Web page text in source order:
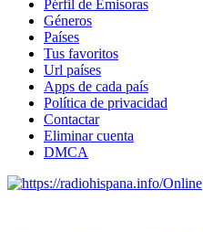
Pérfil de Emisoras
Géneros
Países
Tus favoritos
Url países
Apps de cada país
Política de privacidad
Contactar
Eliminar cuenta
DMCA
Online